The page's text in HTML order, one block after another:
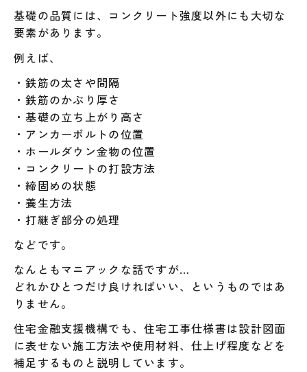
基礎の品質には、コンクリート強度以外にも大切な
要素があります。
例えば、
・鉄筋の太さや間隔
・鉄筋のかぶり厚さ
・基礎の立ち上がり高さ
・アンカーボルトの位置
・ホールダウン金物の位置
・コンクリートの打設方法
・締固めの状態
・養生方法
・打継ぎ部分の処理
などです。
なんともマニアックな話ですが…
どれかひとつだけ良ければいい、というものではあ
りません。
住宅金融支援機構でも、住宅工事仕様書は設計図面
に表せない施工方法や使用材料、仕上げ程度などを
補足するものと説明しています。